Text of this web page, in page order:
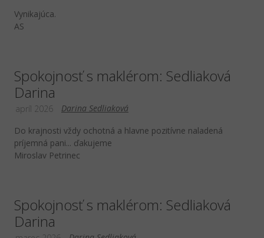
Vynikajúca.
AS
Spokojnosť s maklérom: Sedliaková
Darina
Darina Sedliaková
apríl 2026
Do krajnosti vždy ochotná a hlavne pozitívne naladená
príjemná pani... ďakujeme
Miroslav Petrinec
Spokojnosť s maklérom: Sedliaková
Darina